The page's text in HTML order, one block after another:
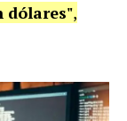
dólares",